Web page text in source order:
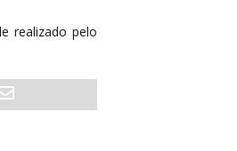
realizado pelo